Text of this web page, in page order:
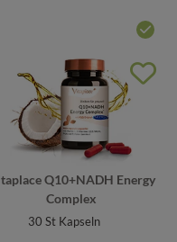
Q10+NADH Energy
Complex
30 St Kapseln